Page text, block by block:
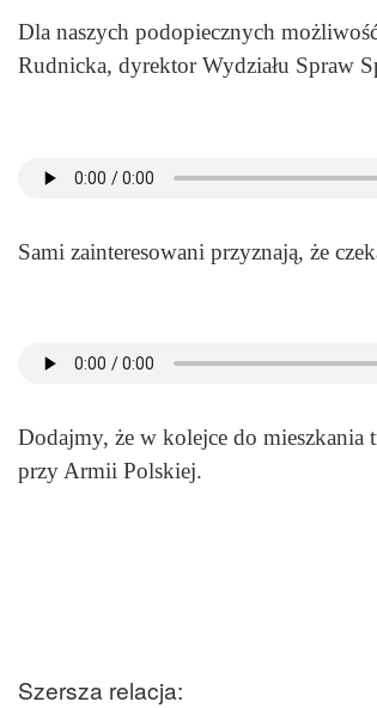
Dla naszych podopiecznych
Rudnicka, dyrektor Wydziału Spraw
Sami zainteresowani przyznają, że
Dodajmy, że w kolejce do
przy Armii Polskiej.
Szersza relacja: